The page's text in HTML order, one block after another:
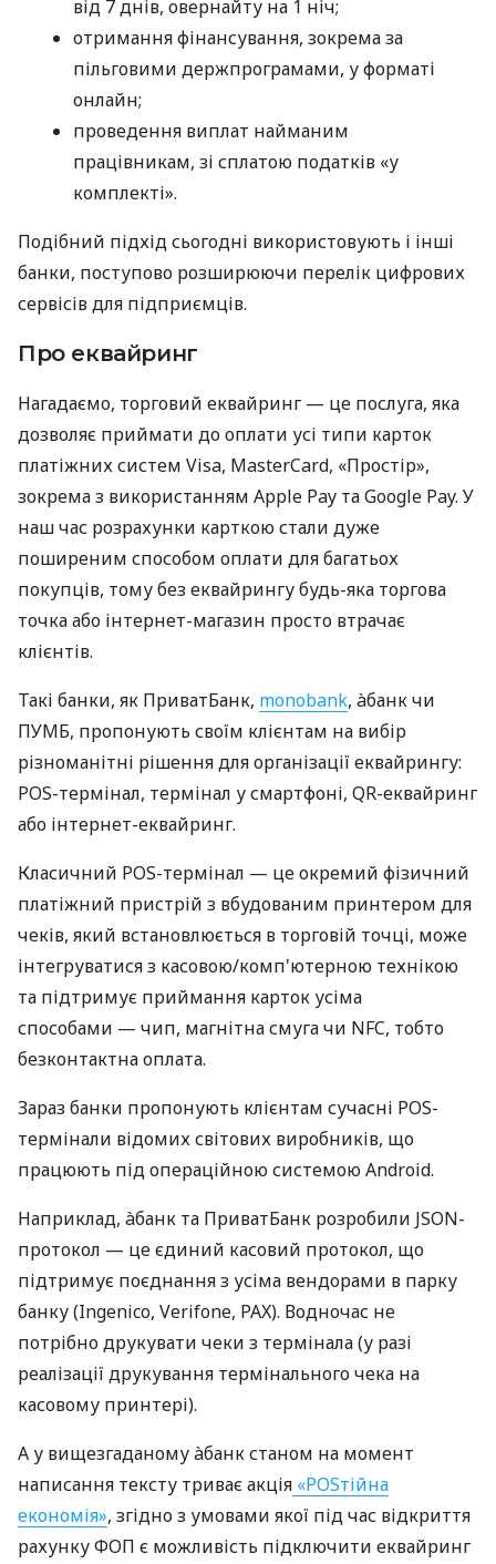
від 7 днів, овернайту на 1 ніч;
отримання фінансування, зокрема за
пільговими держпрограмами, у форматі
онлайн;
проведення виплат найманим
працівникам, зі сплатою податків «у
комплекті».
Подібний підхід сьогодні використовують і інші
банки, поступово розширюючи перелік цифрових
сервісів для підприємців.
Про еквайринг
Нагадаємо, торговий еквайринг — це послуга, яка
дозволяє приймати до оплати усі типи карток
платіжних систем Visa, MasterCard, «Простір»,
зокрема з використанням Apple Pay та Google Pay. У
наш час розрахунки карткою стали дуже
поширеним способом оплати для багатьох
покупців, тому без еквайрингу будь-яка торгова
точка або інтернет-магазин просто втрачає
клієнтів.
Такі банки, як ПриватБанк, monobank, àбанк чи
ПУМБ, пропонують своїм клієнтам на вибір
різноманітні рішення для організації еквайрингу:
POS-термінал, термінал у смартфоні, QR-еквайринг
або інтернет-еквайринг.
Класичний POS-термінал — це окремий фізичний
платіжний пристрій з вбудованим принтером для
чеків, який встановлюється в торговій точці, може
інтегруватися з касовою/комп'ютерною технікою
та підтримує приймання карток усіма
способами — чип, магнітна смуга чи NFC, тобто
безконтактна оплата.
Зараз банки пропонують клієнтам сучасні POS-
термінали відомих світових виробників, що
працюють під операційною системою Android.
Наприклад, àбанк та ПриватБанк розробили JSON-
протокол — це єдиний касовий протокол, що
підтримує поєднання з усіма вендорами в парку
банку (Ingenico, Verifone, PAX). Водночас не
потрібно друкувати чеки з термінала (у разі
реалізації друкування термінального чека на
касовому принтері).
А у вищезгаданому àбанк станом на момент
написання тексту триває акція «POSтійна
економія», згідно з умовами якої під час відкриття
рахунку ФОП є можливість підключити еквайринг